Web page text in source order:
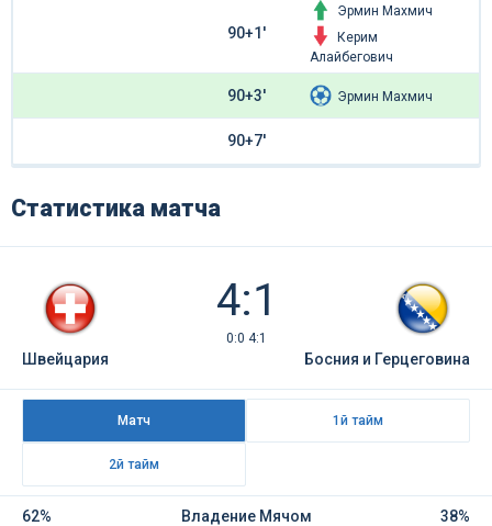
90+1'
Эрмин Махмич
Керим
Алайбегович
90+3' Эрмин Махмич
90+7'
Статистика матча
4:1
0:0 4:1
Швейцария Босния и Герцеговина
Матч 1й тайм
2й тайм
62% Владение Мячом 38%